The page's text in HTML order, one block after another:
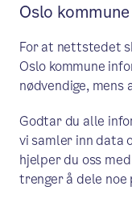
Saker
mars
Byrådet
forlengelsen
Sogn og
Oslo
For at nettstedet
Oslo kommune
nødvendige,
Godtar du alle
vi samler inn data
hjelper du oss
trenger å dele noe